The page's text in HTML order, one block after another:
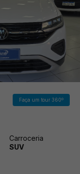
Faça um tour 360º
Carroceria
SUV